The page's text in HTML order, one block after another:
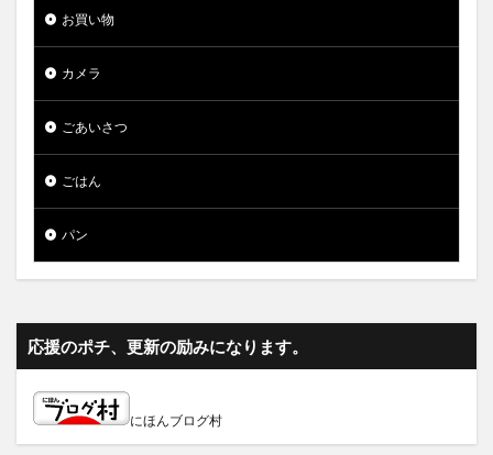
お買い物
カメラ
ごあいさつ
ごはん
パン
応援のポチ、更新の励みになります。
にほんブログ村